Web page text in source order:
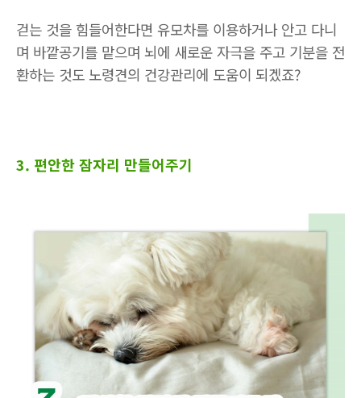
걷는 것을 힘들어한다면 유모차를 이용하거나 안고 다니
며 바깥공기를 맡으며 뇌에 새로운 자극을 주고 기분을 전
환하는 것도 노령견의 건강관리에 도움이 되겠죠?
3. 편안한 잠자리 만들어주기